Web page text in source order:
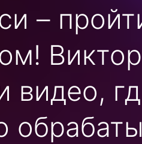
–
видео,